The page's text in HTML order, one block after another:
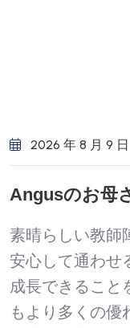
2026 年 8 月 9 日
Angusのお母
素晴らしい教師
安心して通わせ
成長できること
もより多くの優